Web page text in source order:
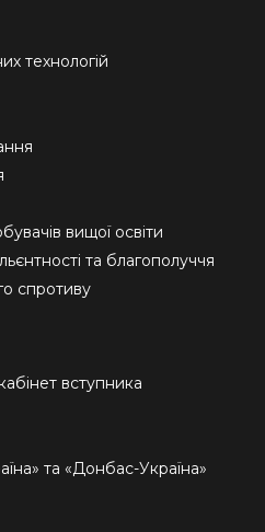
технологій
вищої освіти
та благополуччя
спротиву
вступника
та «Донбас-Україна»